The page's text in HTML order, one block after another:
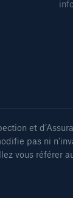
et
pas ni
vous référer